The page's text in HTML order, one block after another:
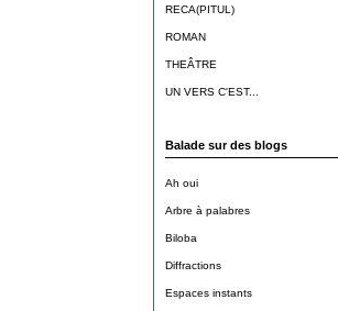
RECA(PITUL)
ROMAN
THEÂTRE
UN VERS C'EST...
Balade sur des blogs
Ah oui
Arbre à palabres
Biloba
Diffractions
Espaces instants